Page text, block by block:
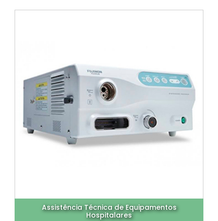
Assistência Técnica de Equipamentos
Hospitalares